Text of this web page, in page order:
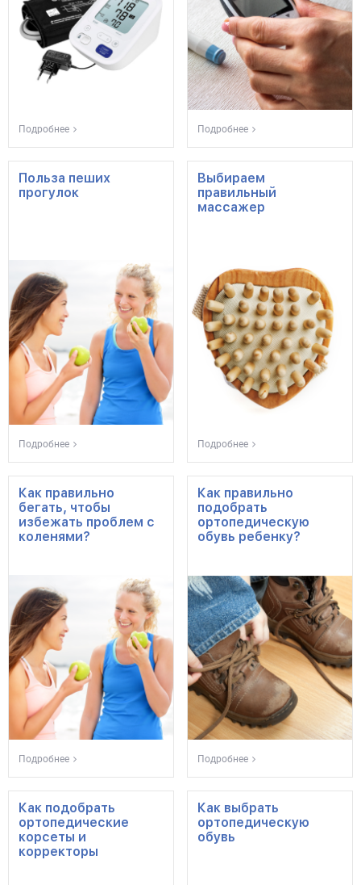
Подробнее Подробнее
Польза пеших
прогулок
Подробнее
Выбираем
правильный
массажер
Подробнее
Как правильно
бегать, чтобы
избежать проблем с
коленями?
Подробнее
Как правильно
подобрать
ортопедическую
обувь ребенку?
Подробнее
Как подобрать
ортопедические
корсеты и
корректоры
Как выбрать
ортопедическую
обувь